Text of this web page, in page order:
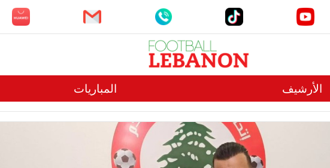
الأرشيف المباريات